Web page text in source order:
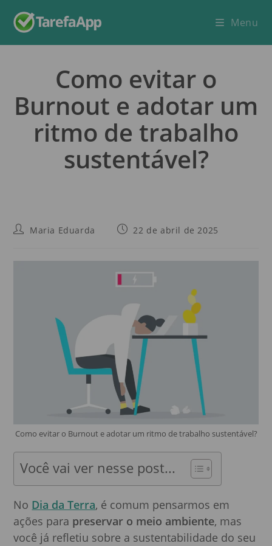
Menu
Como evitar o
Burnout e adotar um
ritmo de trabalho
sustentável?
Maria Eduarda 22 de abril de 2025
Como evitar o Burnout e adotar um ritmo de trabalho sustentável?
Você vai ver nesse post...
No Dia da Terra, é comum pensarmos em
ações para preservar o meio ambiente, mas
você já refletiu sobre a sustentabilidade do seu